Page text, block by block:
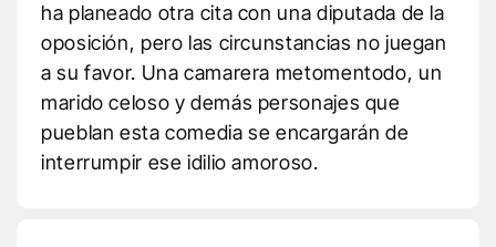
ha planeado otra cita con una diputada de la
oposición, pero las circunstancias no juegan
a su favor. Una camarera metomentodo, un
marido celoso y demás personajes que
pueblan esta comedia se encargarán de
interrumpir ese idilio amoroso.